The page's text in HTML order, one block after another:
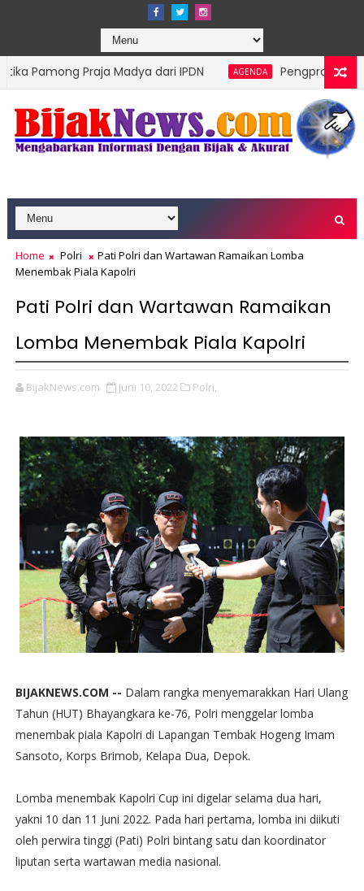
Praja Madya dari IPDN AGENDA Pengprov Squash
Home Polri
Pati Polri dan Wartawan Ramaikan Lomba
Menembak Piala Kapolri
Pati Polri dan Wartawan Ramaikan
Lomba Menembak Piala Kapolri
BijakNews.com Juni 10, 2022 Polri,
BIJAKNEWS.COM -- Dalam rangka menyemarakkan Hari Ulang
Tahun (HUT) Bhayangkara ke-76, Polri menggelar lomba
menembak piala Kapolri di Lapangan Tembak Hogeng Imam
Sansoto, Korps Brimob, Kelapa Dua, Depok.
Lomba menembak Kapolri Cup ini digelar selama dua hari,
yakni 10 dan 11 Juni 2022. Pada hari pertama, lomba ini diikuti
oleh perwira tinggi (Pati) Polri bintang satu dan koordinator
liputan serta wartawan media nasional.